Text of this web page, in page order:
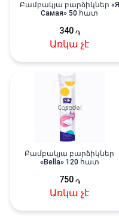
Բամբակյա բարձիկներ «Я
Самая» 50 հատ
340 ֏
Առկա չէ
Բամբակյա բարձիկներ
«Bella» 120 հատ
750 ֏
Առկա չէ